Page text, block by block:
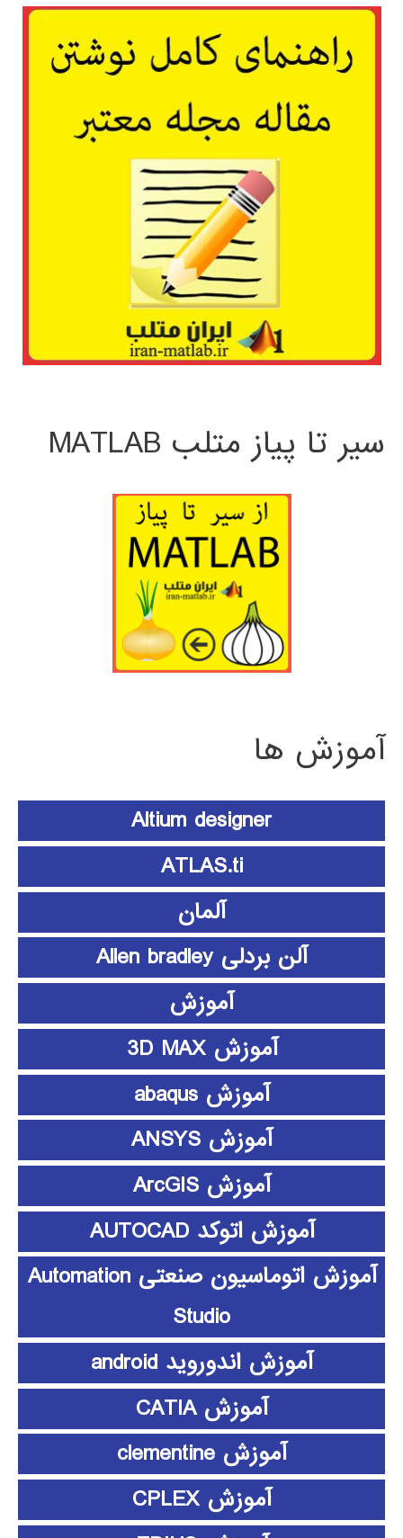
سیر تا پیاز متلب MATLAB
آموزش ها
Altium designer
ATLAS.ti
آلمان
آلن بردلی Allen bradley
آموزش
آموزش 3D MAX
آموزش abaqus
آموزش ANSYS
آموزش ArcGIS
آموزش اتوکد AUTOCAD
آموزش اتوماسیون صنعتی Automation
Studio
آموزش اندوروید android
آموزش CATIA
آموزش clementine
آموزش CPLEX